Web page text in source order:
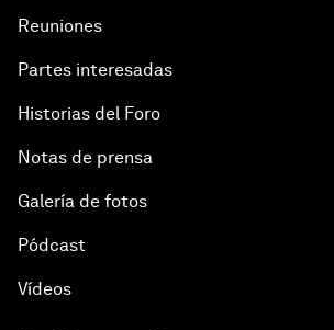
Reuniones
Partes interesadas
Historias del Foro
Notas de prensa
Galería de fotos
Pódcast
Vídeos